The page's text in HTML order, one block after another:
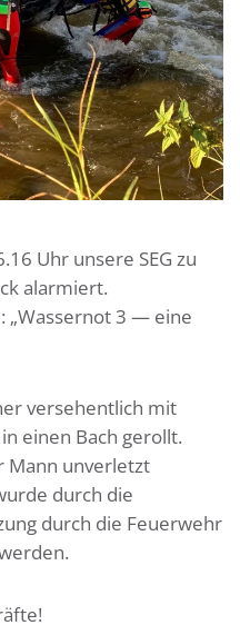
Uhr unsere SEG zu
alarmiert.
„Wassernot 3 — eine
versehentlich mit
einen Bach gerollt.
Mann unverletzt
durch die
durch die Feuerwehr